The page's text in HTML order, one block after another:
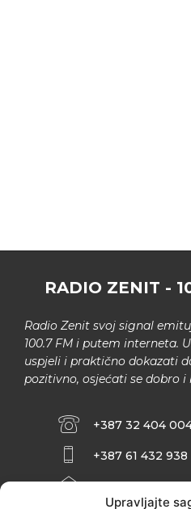
Upravljajte
RADIO ZENIT -
Radio Zenit svoj signal
100.7 FM i putem interneta.
uspjeli i praktično dokazati
pozitivno, osjećati se dobro i
+387 32 404
+387 61 432 938